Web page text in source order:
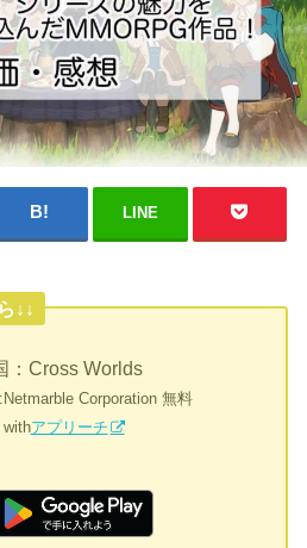
LINE
↓↓
：Cross Worlds
Netmarble Corporation 無料
withアプリーチ